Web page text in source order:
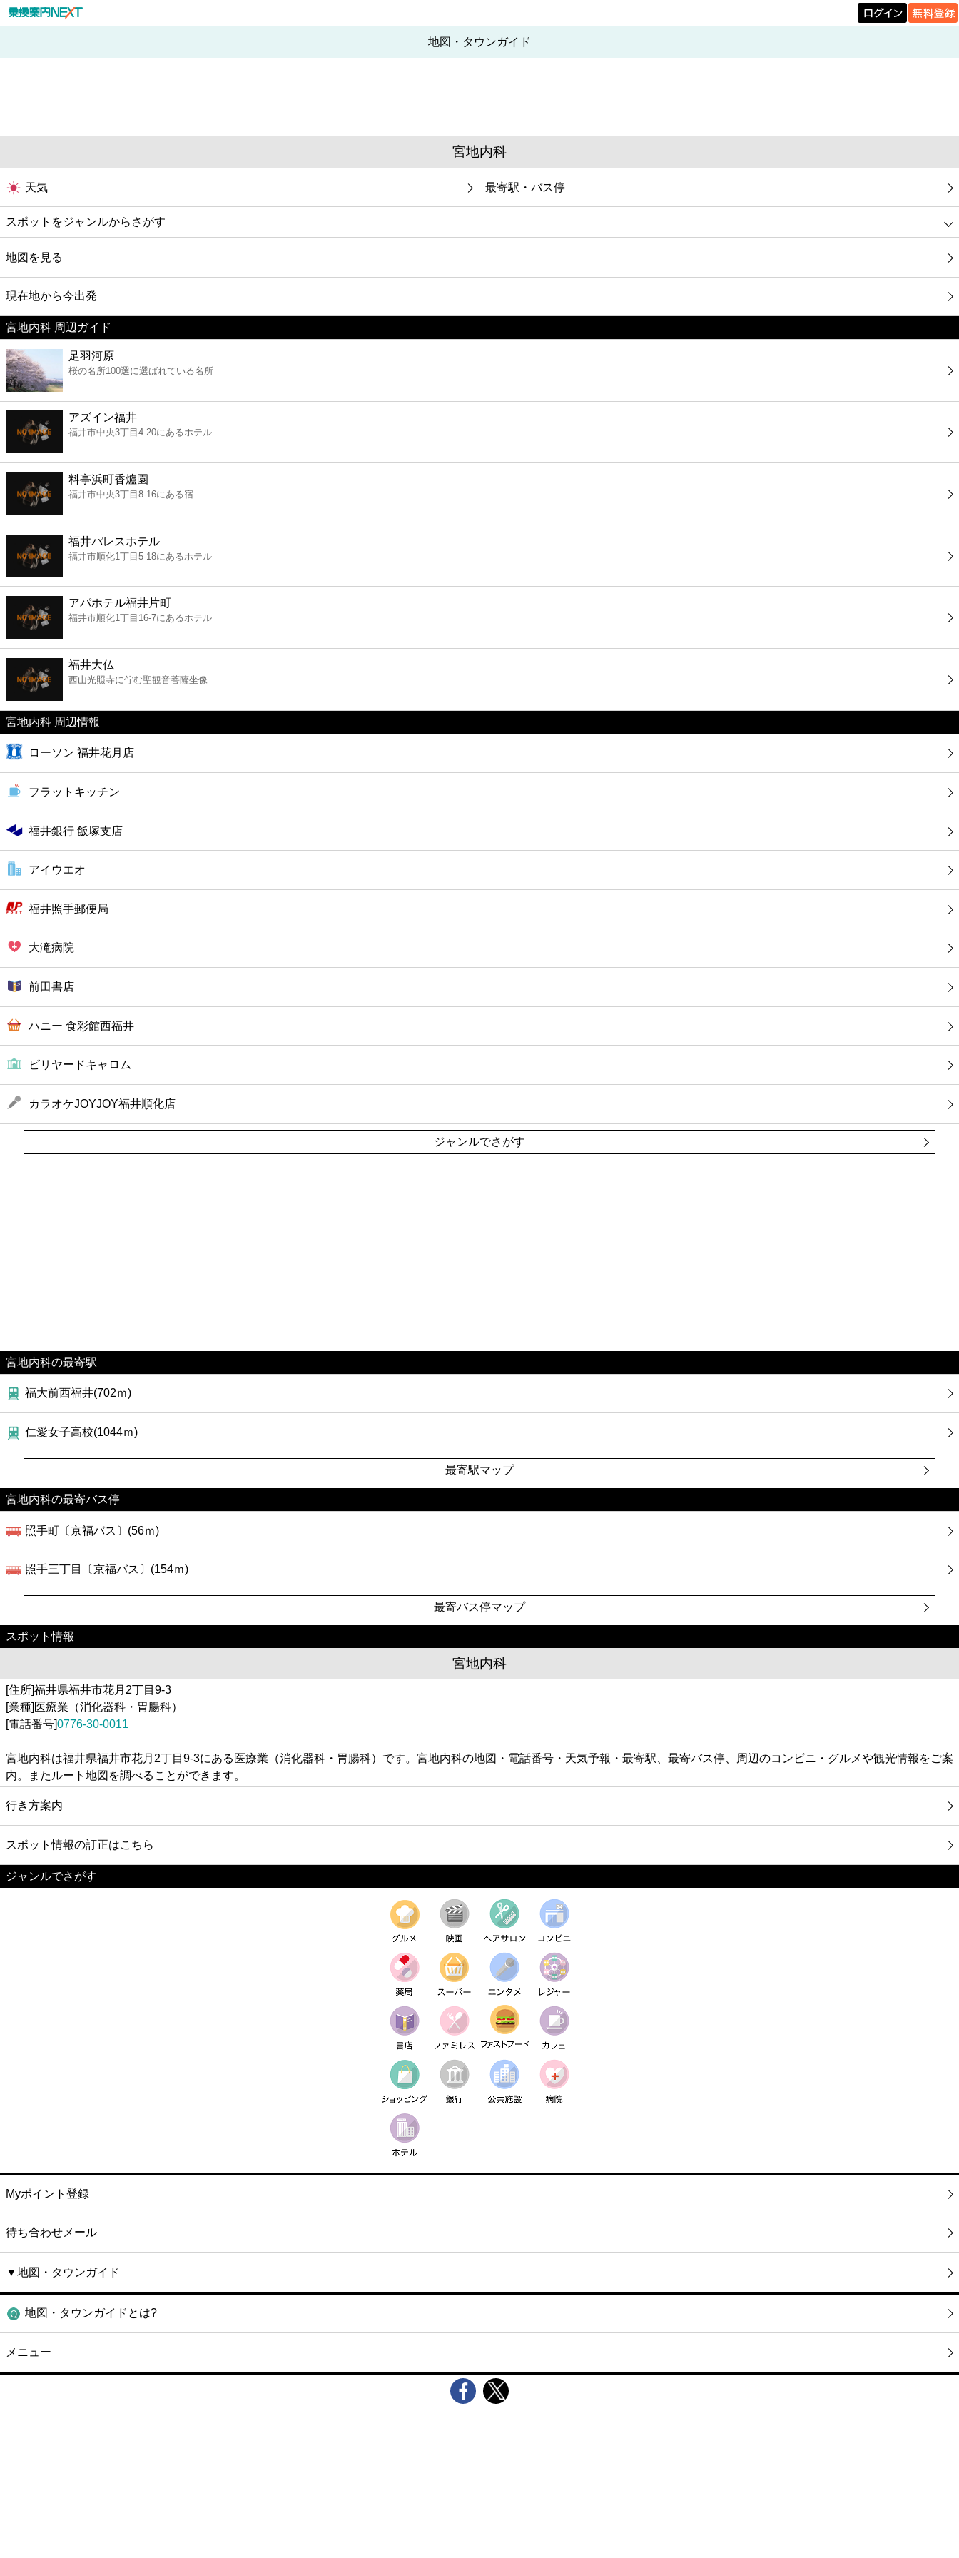
地図・タウンガイド
宮地内科
天気 最寄駅・バス停
スポットをジャンルからさがす
グルメ
映画
美容
コンビニ
薬局
スーパー
エンタメ
レジャー
書店
ファミレス
ファーストフード
カフェ
ショッピング
銀行
病院
ホテル
地図を見る
現在地から今出発
宮地内科 周辺ガイド
足羽河原
桜の名所100選に選ばれている名所
アズイン福井
福井市中央3丁目4-20にあるホテル
料亭浜町香爐園
福井市中央3丁目8-16にある宿
福井パレスホテル
福井市順化1丁目5-18にあるホテル
アパホテル福井片町
福井市順化1丁目16-7にあるホテル
福井大仏
西山光照寺に佇む聖観音菩薩坐像
宮地内科 周辺情報
ローソン 福井花月店
フラットキッチン
福井銀行 飯塚支店
アイウエオ
福井照手郵便局
大滝病院
前田書店
ハニー 食彩館西福井
ビリヤードキャロム
カラオケJOYJOY福井順化店
ジャンルでさがす
宮地内科の最寄駅
福大前西福井(702ｍ)
仁愛女子高校(1044ｍ)
最寄駅マップ
宮地内科の最寄バス停
照手町〔京福バス〕(56ｍ)
照手三丁目〔京福バス〕(154ｍ)
最寄バス停マップ
スポット情報
宮地内科
[住所]福井県福井市花月2丁目9-3
[業種]医療業（消化器科・胃腸科）
[電話番号]0776-30-0011
宮地内科は福井県福井市花月2丁目9-3にある医療業（消化器科・胃腸科）です。宮地内科の地図・電話番号・天気予報・最寄駅、最寄バス停、周辺のコンビニ・グルメや観光情報をご案
内。またルート地図を調べることができます。
行き方案内
スポット情報の訂正はこちら
ジャンルでさがす
Myポイント登録
待ち合わせメール
▼地図・タウンガイド
地図・タウンガイドとは?
メニュー